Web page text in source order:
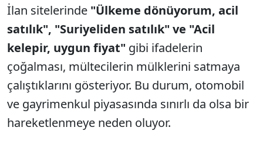
İlan sitelerinde "Ülkeme dönüyorum, acil
satılık", "Suriyeliden satılık" ve "Acil
kelepir, uygun fiyat" gibi ifadelerin
çoğalması, mültecilerin mülklerini satmaya
çalıştıklarını gösteriyor. Bu durum, otomobil
ve gayrimenkul piyasasında sınırlı da olsa bir
hareketlenmeye neden oluyor.